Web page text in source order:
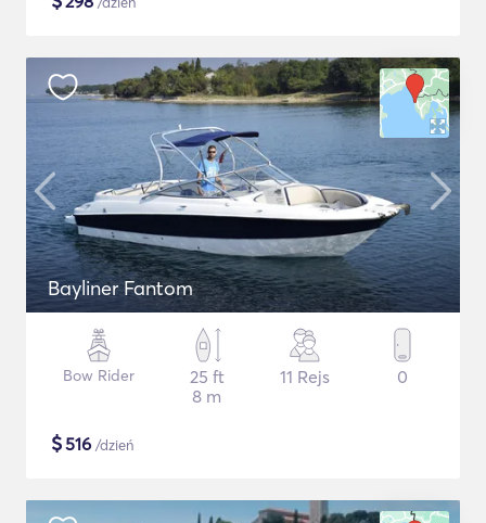
Bayliner Fantom
Bow Rider
25 ft
8 m
11 Rejs 0
$516 /dzień